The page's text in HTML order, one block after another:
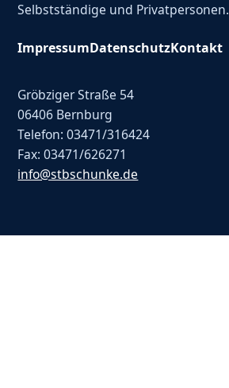
Selbstständige und Privatpersonen.
ImpressumDatenschutzKontakt
Gröbziger Straße 54
06406 Bernburg
Telefon: 03471/316424
Fax: 03471/626271
info@stbschunke.de